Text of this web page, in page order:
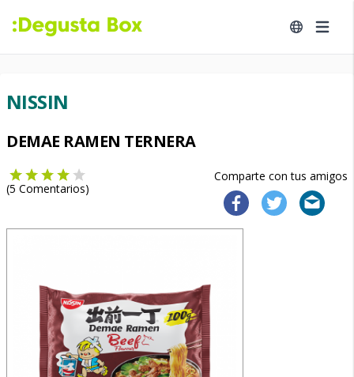
NISSIN
DEMAE RAMEN TERNERA
Comparte con tus amigos
(5 Comentarios)